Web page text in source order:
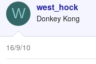
W west_hock
Donkey Kong
16/9/10